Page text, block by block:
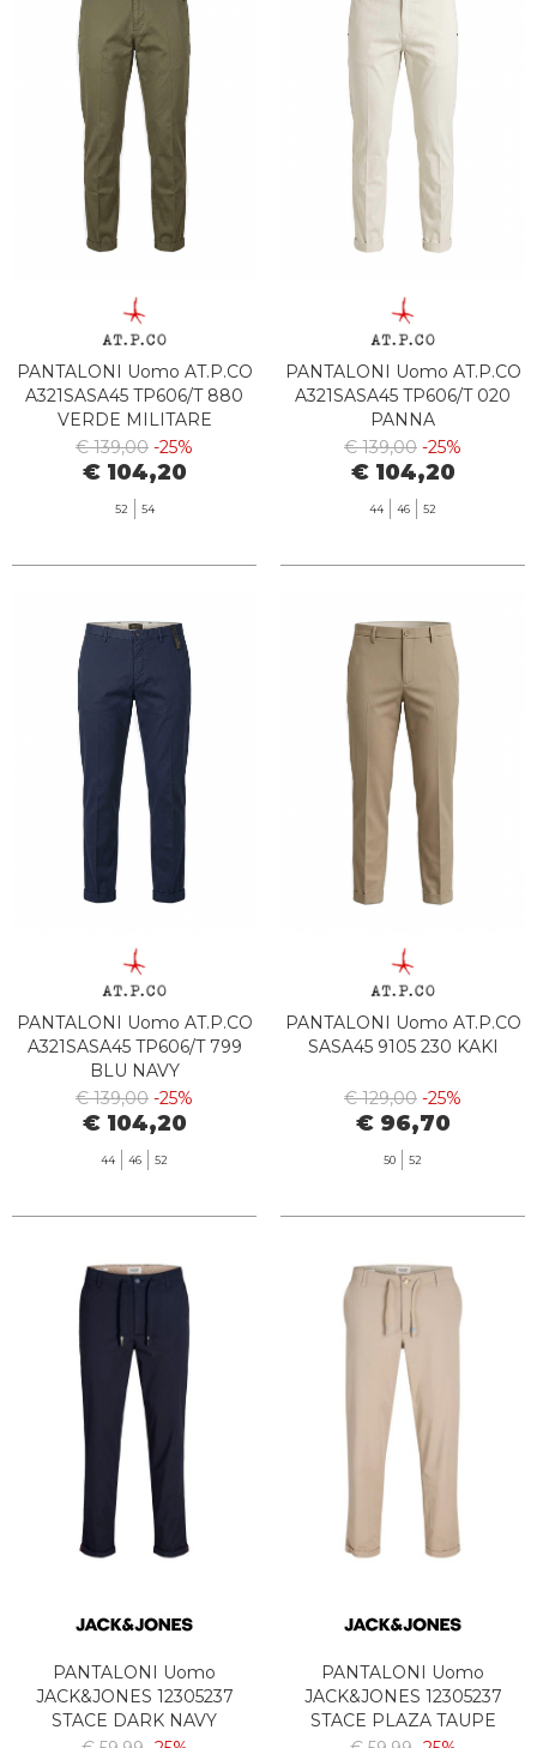
PANTALONI Uomo AT.P.CO
A321SASA45 TP606/T 880
VERDE MILITARE
€ 139,00 -25%
€ 104,20
52 54
PANTALONI Uomo AT.P.CO
A321SASA45 TP606/T 020
PANNA
€ 139,00 -25%
€ 104,20
44 46 52
PANTALONI Uomo AT.P.CO
A321SASA45 TP606/T 799
BLU NAVY
€ 139,00 -25%
€ 104,20
44 46 52
PANTALONI Uomo AT.P.CO
SASA45 9105 230 KAKI
€ 129,00 -25%
€ 96,70
50 52
PANTALONI Uomo
JACK&JONES 12305237
STACE DARK NAVY
PANTALONI Uomo
JACK&JONES 12305237
STACE PLAZA TAUPE